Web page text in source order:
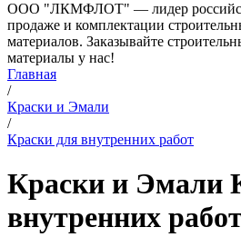
ООО "ЛКМФЛОТ" — лидер
продаже и комплектации
материалов. Заказывайте
материалы у нас!
Главная
/
Краски и Эмали
/
Краски для внутренних работ
Краски и Эмали
внутренних